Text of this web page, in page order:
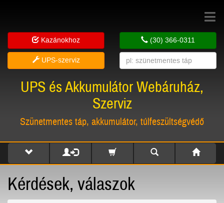
Toggle
Kazánokhoz
UPS-szerviz
(30) 366-0311
UPS és Akkumulátor Webáruház,
Szerviz
Szünetmentes táp, akkumulátor, túlfeszültségvédő
Kérdések, válaszok